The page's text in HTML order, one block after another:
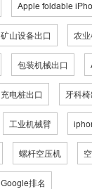
Apple foldable
矿山设备出口 农业
包装机械出口
充电桩出口 牙科椅
工业机械臂
螺杆空压机
Google排名